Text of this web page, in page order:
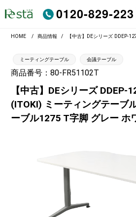
0120-829-223
HOME 商品情報 【中古】DEシリーズ DDEP-127T-W9 イトーキ(ITOKI) ミー
ミーティングテーブル 会議テーブル
商品番号：80-FR51102T
【中古】DEシリーズ DDEP-
(ITOKI) ミーティングテーブ
ーブル1275 T字脚 グレー ホ